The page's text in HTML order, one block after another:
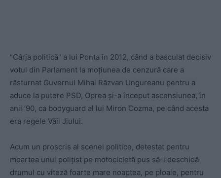
“Cârja politică” a lui Ponta în 2012, când a basculat decisiv
votul din Parlament la moțiunea de cenzură care a
răsturnat Guvernul Mihai Răzvan Ungureanu pentru a
aduce la putere PSD, Oprea și-a început ascensiunea, în
anii ’90, ca bodyguard al lui Miron Cozma, pe când acesta
era regele Văii Jiului.
Acum un proscris al scenei politice, detestat pentru
moartea unui polițist pe motocicletă pus să-i deschidă
drumul cu viteză foarte mare noaptea, pe ploaie, pentru